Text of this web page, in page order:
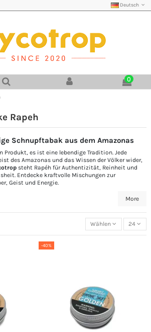
Deutsch
0
Rapeh
Schnupftabak aus dem Amazonas
Produkt, es ist eine lebendige Tradition. Jede
des Amazonas und das Wissen der Völker wider,
steht Rapéh für Authentizität, Reinheit und
Entdecke kraftvolle Mischungen zur
Geist und Energie.
More
Wählen 24
-40%